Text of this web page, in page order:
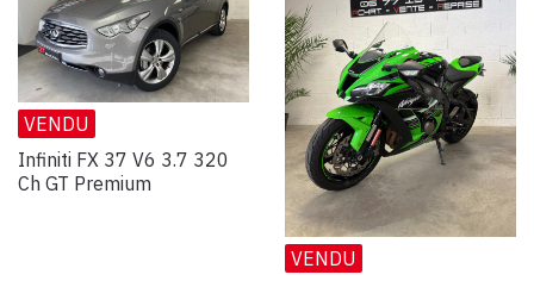
VENDU
Infiniti FX 37 V6 3.7 320
Ch GT Premium
VENDU